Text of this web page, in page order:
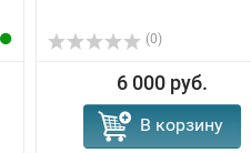
(0)
6 000 руб.
В корзину